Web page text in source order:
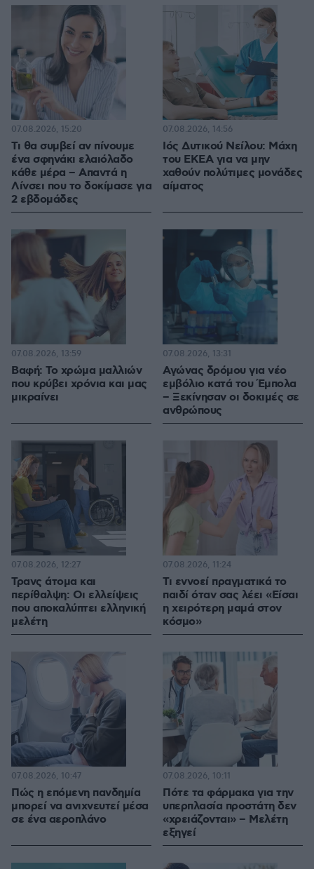
Τι θα συμβεί αν πίνουμε
ένα σφηνάκι ελαιόλαδο
κάθε μέρα – Απαντά η
Λίνσει που το δοκίμασε για
2 εβδομάδες
07.08.2026, 15:20
Ιός Δυτικού Νείλου: Μάχη
του ΕΚΕΑ για να μην
χαθούν πολύτιμες μονάδες
αίματος
07.08.2026, 14:56
Βαφή: Το χρώμα μαλλιών
που κρύβει χρόνια και μας
μικραίνει
07.08.2026, 13:59
Αγώνας δρόμου για νέο
εμβόλιο κατά του Έμπολα
– Ξεκίνησαν οι δοκιμές σε
ανθρώπους
07.08.2026, 13:31
Τρανς άτομα και
περίθαλψη: Οι ελλείψεις
που αποκαλύπτει ελληνική
μελέτη
07.08.2026, 12:27
Τι εννοεί πραγματικά το
παιδί όταν σας λέει «Είσαι
η χειρότερη μαμά στον
κόσμο»
07.08.2026, 11:24
Πώς η επόμενη πανδημία
μπορεί να ανιχνευτεί μέσα
σε ένα αεροπλάνο
07.08.2026, 10:47
Πότε τα φάρμακα για την
υπερπλασία προστάτη δεν
«χρειάζονται» – Μελέτη
εξηγεί
07.08.2026, 10:11